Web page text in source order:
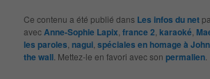
Ce contenu a été publié dans Les infos du net
avecAnne-Sophie Lapix,france 2,karaoké,
les paroles, nagui,spéciales en homage à
the wall. Mettez-le en favori avec sonpermalien.